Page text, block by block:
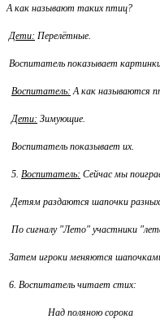
А как называют таких птиц?
Дети: Перелётные.
Воспитатель показывает
Воспитатель: А как называются
Дети: Зимующие.
Воспитатель показывает их.
5. Воспитатель: Сейчас мы
Детям раздаются шапочки
По сигналу "Лето" участники
Затем игроки меняются
6. Воспитатель читает стих:
Над поляною сорока